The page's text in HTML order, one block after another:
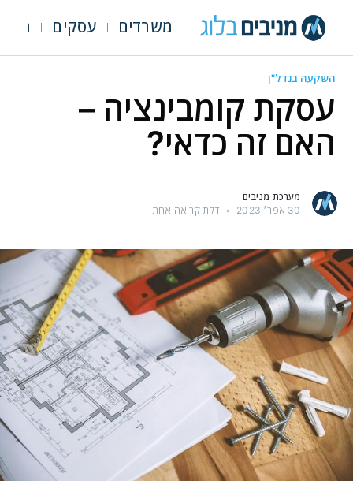
משרדים עסקים
השקעה בנדל"ן
עסקת קומבינציה –
האם זה כדאי?
מערכת מניבים
30 אפר׳ 2023
• דקת קריאה אחת